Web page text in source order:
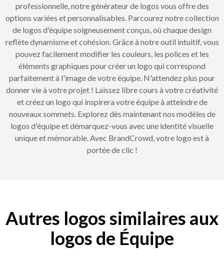
professionnelle, notre générateur de logos vous offre des
options variées et personnalisables. Parcourez notre collection
de logos d'équipe soigneusement conçus, où chaque design
reflète dynamisme et cohésion. Grâce à notre outil intuitif, vous
pouvez facilement modifier les couleurs, les polices et les
éléments graphiques pour créer un logo qui correspond
parfaitement à l'image de votre équipe. N'attendez plus pour
donner vie à votre projet ! Laissez libre cours à votre créativité
et créez un logo qui inspirera votre équipe à atteindre de
nouveaux sommets. Explorez dès maintenant nos modèles de
logos d'équipe et démarquez-vous avec une identité visuelle
unique et mémorable. Avec BrandCrowd, votre logo est à
portée de clic !
Autres logos similaires aux
logos de Équipe